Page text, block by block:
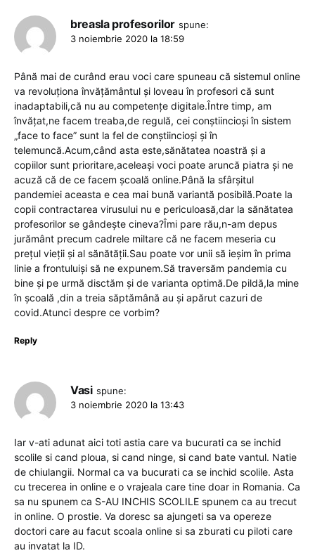
breasla profesorilor spune:
3 noiembrie 2020 la 18:59
Până mai de curând erau voci care spuneau că sistemul online
va revoluţiona învăţământul şi loveau în profesori că sunt
inadaptabili,că nu au competenţe digitale.Între timp, am
învăţat,ne facem treaba,de regulă, cei conştiincioşi în sistem
„face to face” sunt la fel de conştiincioşi şi în
telemuncă.Acum,când asta este,sănătatea noastră şi a
copiilor sunt prioritare,aceleaşi voci poate aruncă piatra şi ne
acuză că de ce facem şcoală online.Până la sfârşitul
pandemiei aceasta e cea mai bună variantă posibilă.Poate la
copii contractarea virusului nu e periculoasă,dar la sănătatea
profesorilor se gândeşte cineva?Îmi pare rău,n-am depus
jurământ precum cadrele miltare că ne facem meseria cu
preţul vieţii şi al sănătăţii.Sau poate vor unii să ieşim în prima
linie a frontuluişi să ne expunem.Să traversăm pandemia cu
bine şi pe urmă disctăm şi de varianta optimă.De pildă,la mine
în şcoală ,din a treia săptămână au şi apărut cazuri de
covid.Atunci despre ce vorbim?
Reply
Vasi spune:
3 noiembrie 2020 la 13:43
Iar v-ati adunat aici toti astia care va bucurati ca se inchid
scolile si cand ploua, si cand ninge, si cand bate vantul. Natie
de chiulangii. Normal ca va bucurati ca se inchid scolile. Asta
cu trecerea in online e o vrajeala care tine doar in Romania. Ca
sa nu spunem ca S-AU INCHIS SCOLILE spunem ca au trecut
in online. O prostie. Va doresc sa ajungeti sa va opereze
doctori care au facut scoala online si sa zburati cu piloti care
au invatat la ID.